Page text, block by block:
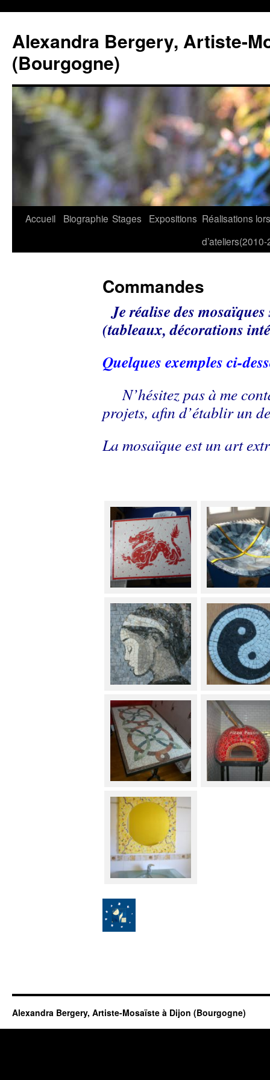
Alexandra Bergery, Artiste-
(Bourgogne)
Aller
Accueil Biographie Stages Expositions Réalisations lors
Commandes
Je réalise des
(tableaux, décorations
Quelques exemples ci-
N’hésitez pas à me
projets, afin d’établir un
La mosaïque est un art
Alexandra Bergery, Artiste-Mosaïste à Dijon (Bourgogne)